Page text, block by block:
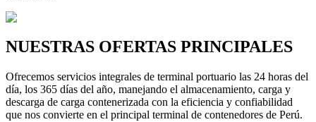
NUESTRAS OFERTAS PRINCIPALES
Ofrecemos servicios integrales de terminal portuario las 24 horas del
día, los 365 días del año, manejando el almacenamiento, carga y
descarga de carga contenerizada con la eficiencia y confiabilidad
que nos convierte en el principal terminal de contenedores de Perú.